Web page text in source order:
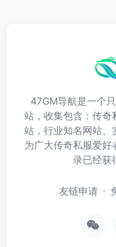
47GM导航是一个
站，收集包含：传奇
站，行业知名网站、
为广大传奇私服爱好
录已经获
友链申请